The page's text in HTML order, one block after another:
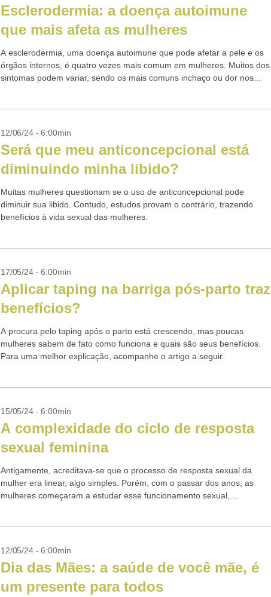
Esclerodermia: a doença autoimune
que mais afeta as mulheres
A esclerodermia, uma doença autoimune que pode afetar a pele e os
órgãos internos, é quatro vezes mais comum em mulheres. Muitos dos
sintomas podem variar, sendo os mais comuns inchaço ou dor nos...
12/06/24 - 6:00min
Será que meu anticoncepcional está
diminuindo minha libido?
Muitas mulheres questionam se o uso de anticoncepcional pode
diminuir sua libido. Contudo, estudos provam o contrário, trazendo
benefícios à vida sexual das mulheres.
17/05/24 - 6:00min
Aplicar taping na barriga pós-parto traz
benefícios?
A procura pelo taping após o parto está crescendo, mas poucas
mulheres sabem de fato como funciona e quais são seus benefícios.
Para uma melhor explicação, acompanhe o artigo a seguir.
15/05/24 - 6:00min
A complexidade do ciclo de resposta
sexual feminina
Antigamente, acreditava-se que o processo de resposta sexual da
mulher era linear, algo simples. Porém, com o passar dos anos, as
mulheres começaram a estudar esse funcionamento sexual,
12/05/24 - 6:00min
Dia das Mães: a saúde de você mãe, é
um presente para todos